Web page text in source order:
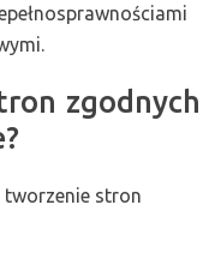
zgodnych
tworzenie stron